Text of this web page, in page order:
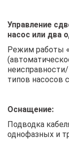
Управление
насос или два
Режим работы
типов насосов
Оснащение:
Подводка
однофазных и